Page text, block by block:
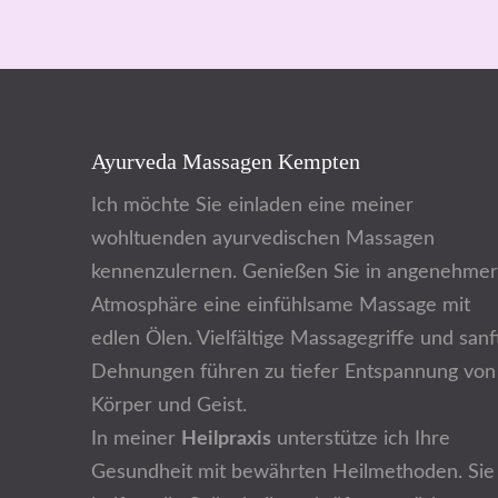
Ayurveda Massagen Kempten
Ich möchte Sie einladen eine meiner
wohltuenden ayurvedischen Massagen
kennenzulernen. Genießen Sie in angenehmer
Atmosphäre eine einfühlsame Massage mit
edlen Ölen. Vielfältige Massagegriffe und
Dehnungen führen zu tiefer Entspannung von
Körper und Geist.
In meiner Heilpraxis unterstütze ich Ihre
Gesundheit mit bewährten Heilmethoden. Sie